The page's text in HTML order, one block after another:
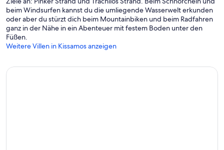
beim Windsurfen kannst du die umliegende Wasserwelt erkunden
oder aber du stürzt dich beim Mountainbiken und beim Radfahren
ganz in der Nähe in ein Abenteuer mit festem Boden unter den
Füßen.
Weitere Villen in Kissamos anzeigen